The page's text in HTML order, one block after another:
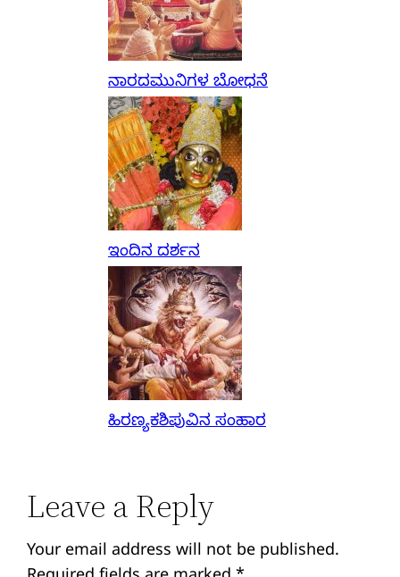
ನಾರದಮುನಿಗಳ ಬೋಧನೆ
ಇಂದಿನ ದರ್ಶನ
ಹಿರಣ್ಯಕಶಿಪುವಿನ ಸಂಹಾರ
Leave a Reply
Your email address will not be published.